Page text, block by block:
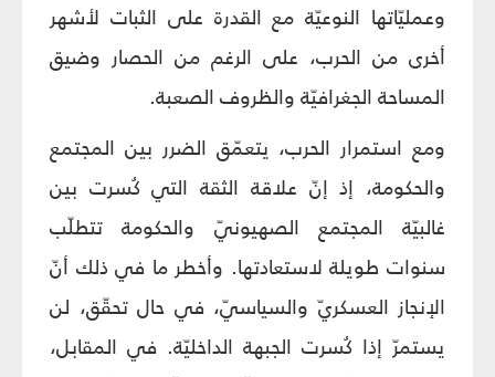
وعمليّاتها النوعيّة مع القدرة على الثبات لأشهر
أخرى من الحرب، على الرغم من الحصار وضيق
المساحة الجغرافيّة والظروف الصعبة.
ومع استمرار الحرب، يتعمّق الضرر بين المجتمع
والحكومة، إذ إنّ علاقة الثقة التي كُسرت بين
غالبيّة المجتمع الصهيونيّ والحكومة تتطلّب
سنوات طويلة لاستعادتها. وأخطر ما في ذلك أنّ
الإنجاز العسكريّ والسياسيّ، في حال تحقّق، لن
يستمرّ إذا كُسرت الجبهة الداخليّة. في المقابل،